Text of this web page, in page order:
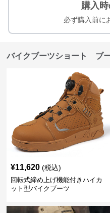
購入
必ず購入前に
バイクブーツショート ブ
¥11,620 (税込)
回転式締め上げ機能付きハイカ
ット型バイクブーツ